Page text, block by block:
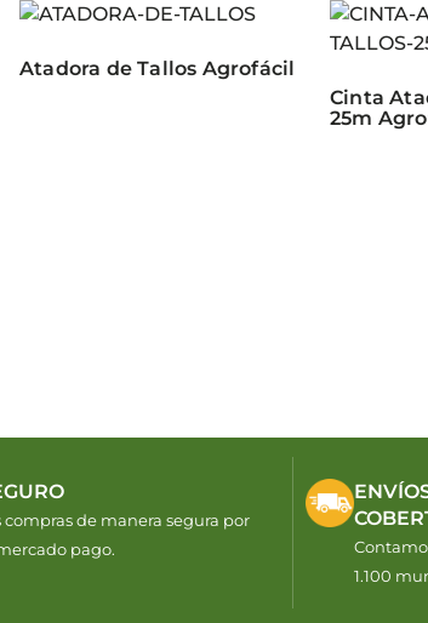
Atadora de Tallos Agrofácil
Cinta
25m
compras de manera segura por
pago.
1.100